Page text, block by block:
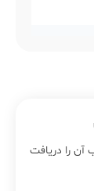
آن را دریافت